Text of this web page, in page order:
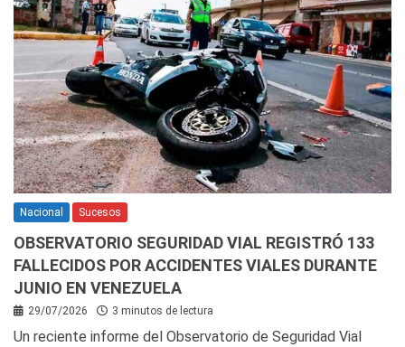
Nacional Sucesos
OBSERVATORIO SEGURIDAD VIAL REGISTRÓ 133
FALLECIDOS POR ACCIDENTES VIALES DURANTE
JUNIO EN VENEZUELA
29/07/2026 3 minutos de lectura
Un reciente informe del Observatorio de Seguridad Vial